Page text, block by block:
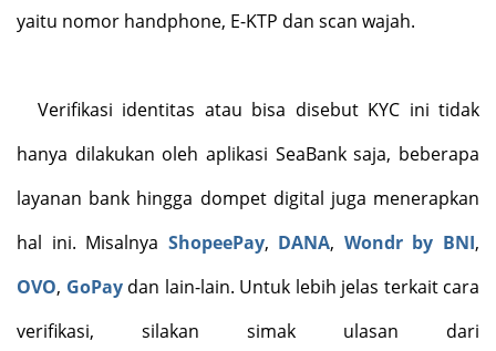
yaitu nomor handphone, E-KTP dan scan wajah.
Verifikasi identitas atau bisa disebut KYC ini tidak
hanya dilakukan oleh aplikasi SeaBank saja, beberapa
layanan bank hingga dompet digital juga menerapkan
hal ini. Misalnya ShopeePay, DANA, Wondr by BNI,
OVO, GoPaydan lain-lain. Untuk lebih jelas terkait cara
verifikasi, silakan simak ulasan dari